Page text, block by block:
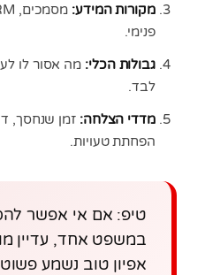
מקורות המידע:
פנימי.
גבולות הכלי: מה אסור לו
לבד.
מדדי הצלחה: זמן שנחסך,
הפחתת טעויות.
טיפ: אם אי אפשר
במשפט אחד, עדיין
אפיון טוב נשמע